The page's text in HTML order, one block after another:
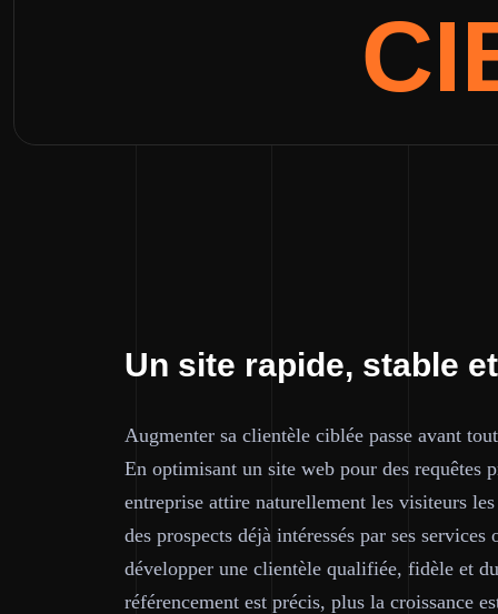
Un site rapide, stable
Augmenter sa clientèle ciblée passe avant
En optimisant un site web pour des requêtes
entreprise attire naturellement les visiteurs
des prospects déjà intéressés par ses
développer une clientèle qualifiée, fidèle et
référencement est précis, plus la croissance